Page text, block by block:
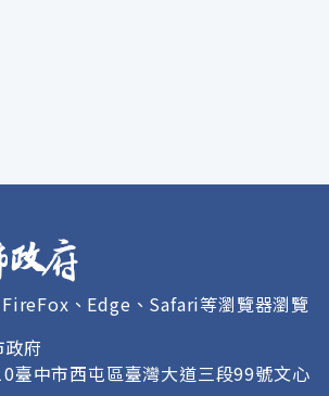
、Edge、Safari等瀏覽器瀏覽
府
臺中市西屯區臺灣大道三段99號文心